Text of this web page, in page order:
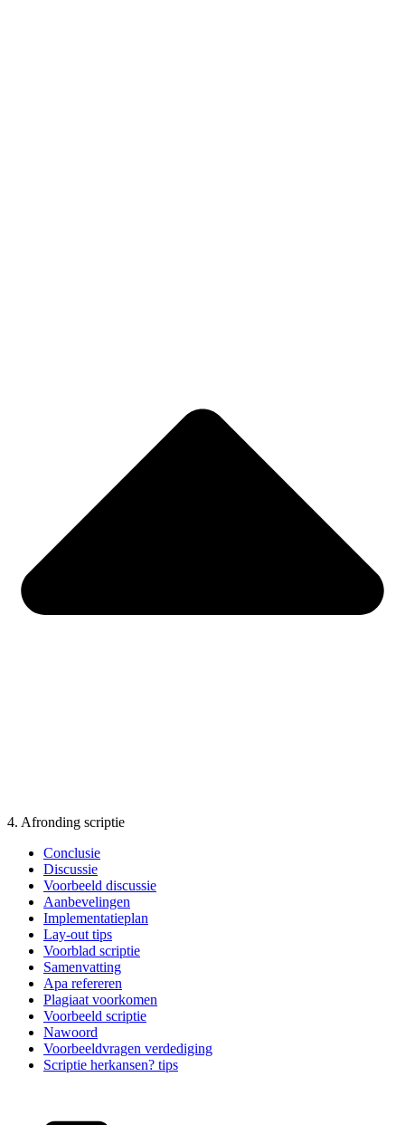
4. Afronding scriptie
Conclusie
Discussie
Voorbeeld discussie
Aanbevelingen
Implementatieplan
Lay-out tips
Voorblad scriptie
Samenvatting
Apa refereren
Plagiaat voorkomen
Voorbeeld scriptie
Nawoord
Voorbeeldvragen verdediging
Scriptie herkansen? tips